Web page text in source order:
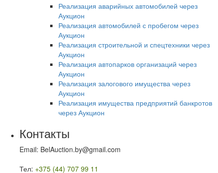
Реализация аварийных автомобилей через
Аукцион
Реализация автомобилей с пробегом через
Аукцион
Реализация строительной и спецтехники через
Аукцион
Реализация автопарков организаций через
Аукцион
Реализация залогового имущества через
Аукцион
Реализация имущества предприятий банкротов
через Аукцион
Контакты
Email: BelAuction.by@gmail.com
Тел: +375 (44) 707 99 11